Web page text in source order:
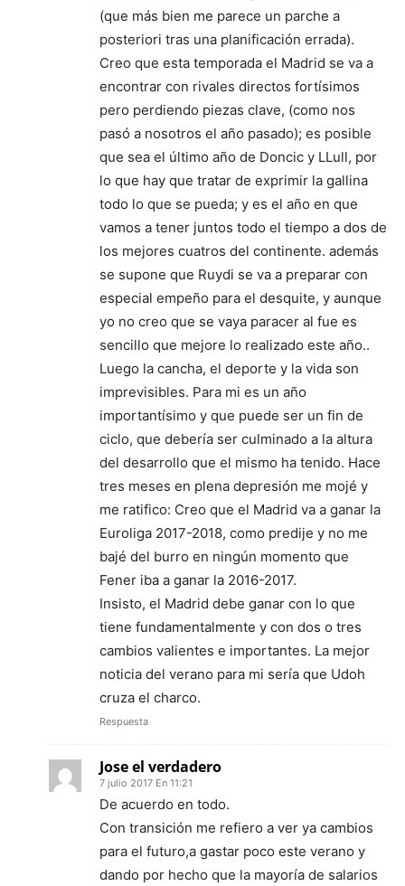
(que más bien me parece un parche a
posteriori tras una planificación errada).
Creo que esta temporada el Madrid se va a
encontrar con rivales directos fortísimos
pero perdiendo piezas clave, (como nos
pasó a nosotros el año pasado); es posible
que sea el último año de Doncic y LLull, por
lo que hay que tratar de exprimir la gallina
todo lo que se pueda; y es el año en que
vamos a tener juntos todo el tiempo a dos de
los mejores cuatros del continente. además
se supone que Ruydi se va a preparar con
especial empeño para el desquite, y aunque
yo no creo que se vaya paracer al fue es
sencillo que mejore lo realizado este año..
Luego la cancha, el deporte y la vida son
imprevisibles. Para mi es un año
importantísimo y que puede ser un fin de
ciclo, que debería ser culminado a la altura
del desarrollo que el mismo ha tenido. Hace
tres meses en plena depresión me mojé y
me ratifico: Creo que el Madrid va a ganar la
Euroliga 2017-2018, como predije y no me
bajé del burro en ningún momento que
Fener iba a ganar la 2016-2017.
Insisto, el Madrid debe ganar con lo que
tiene fundamentalmente y con dos o tres
cambios valientes e importantes. La mejor
noticia del verano para mi sería que Udoh
cruza el charco.
Respuesta
Jose el verdadero
7 julio 2017 En 11:21
De acuerdo en todo.
Con transición me refiero a ver ya cambios
para el futuro,a gastar poco este verano y
dando por hecho que la mayoría de salarios